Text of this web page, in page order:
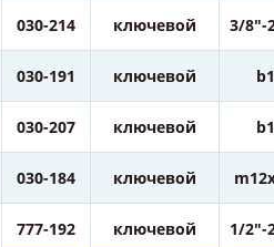
030-214 ключевой 3/8"-
030-191 ключевой
030-207 ключевой
030-184 ключевой
777-192 ключевой 1/2"-